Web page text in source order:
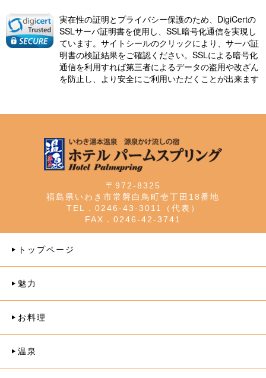
実在性の証明とプライバシー保護のため、DigiCertの
SSLサーバ証明書を使用し、SSL暗号化通信を実現し
ています。サイトシールのクリックにより、サーバ証
明書の検証結果をご確認ください。SSLによる暗号化
通信を利用すれば第三者によるデータの盗用や改ざん
を防止し、より安全にご利用いただくことが出来ます
〒972-8325
福島県いわき市常磐白鳥町壱丁田18番地
TEL．0246-43-3011（代表）
FAX．0246-42-3741
トップページ
魅力
お料理
温泉